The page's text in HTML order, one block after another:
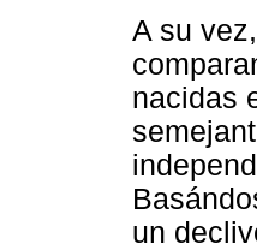
A su
nacidas
un